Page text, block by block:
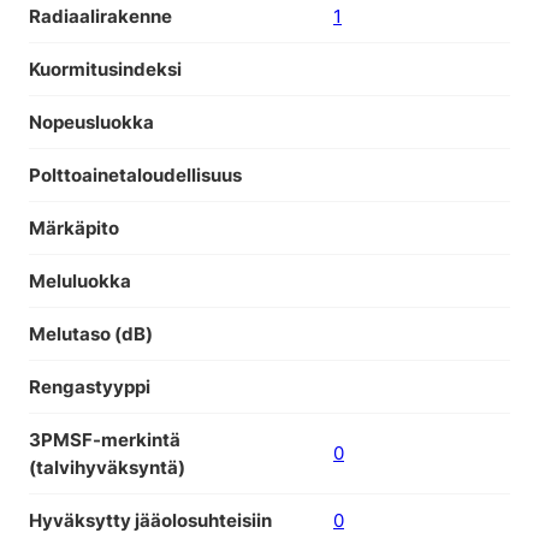
Radiaalirakenne 1
Kuormitusindeksi
Nopeusluokka
Polttoainetaloudellisuus
Märkäpito
Meluluokka
Melutaso (dB)
Rengastyyppi
3PMSF-merkintä
(talvihyväksyntä)
0
Hyväksytty jääolosuhteisiin 0